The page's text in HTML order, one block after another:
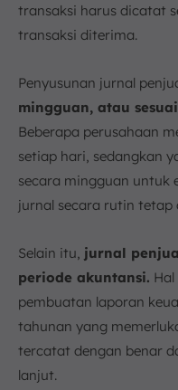
transaksi harus dicatat
transaksi diterima.
Penyusunan jurnal
mingguan, atau
Beberapa perusahaan
setiap hari, sedangkan
secara mingguan untuk
jurnal secara rutin tetap
Selain itu, jurnal
periode akuntansi.
pembuatan laporan
tahunan yang
tercatat dengan benar
lanjut.